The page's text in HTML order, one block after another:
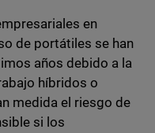
en
de portátiles se han
años debido a la
híbridos o
medida el riesgo de
si los